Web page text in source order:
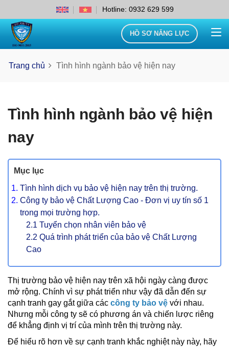
Hotline: 0932 629 599
HỒ SƠ NĂNG LỰC
Trang chủ Tình hình ngành bảo vệ hiện nay
Tình hình ngành bảo vệ hiện
nay
Mục lục
Tình hình dịch vụ bảo vệ hiện nay trên thị trường.
Công ty bảo vệ Chất Lượng Cao - Đơn vị uy tín số 1
trong mọi trường hợp.
2.1 Tuyển chọn nhân viên bảo vệ
2.2 Quá trình phát triển của bảo vệ Chất Lượng
Cao
Thị trường bảo vệ hiện nay trên xã hội ngày càng được
mở rộng. Chính vì sự phát triển như vậy đã dẫn đến sự
cạnh tranh gay gắt giữa các công ty bảo vệ với nhau.
Nhưng mỗi công ty sẽ có phương án và chiến lược riêng
để khẳng định vị trí của mình trên thị trường này.
Để hiểu rõ hơn về sự cạnh tranh khắc nghiệt này này, hãy